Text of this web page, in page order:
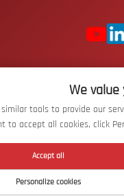
ووهان بايزار سبورتس
الخصوصية
We value
tools to provide our
to accept all cookies, click
Personalize cookies
Accept all